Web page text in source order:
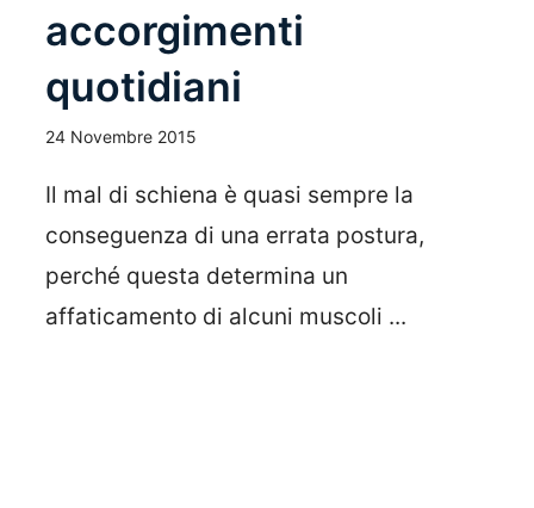
accorgimenti
quotidiani
24 Novembre 2015
Il mal di schiena è quasi sempre la
conseguenza di una errata postura,
perché questa determina un
affaticamento di alcuni muscoli ...